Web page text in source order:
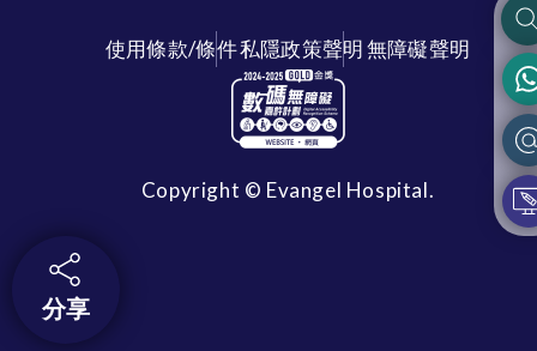
使用條款/條件私隱政策聲明無障礙聲明
Copyright © Evangel Hospital.
分享